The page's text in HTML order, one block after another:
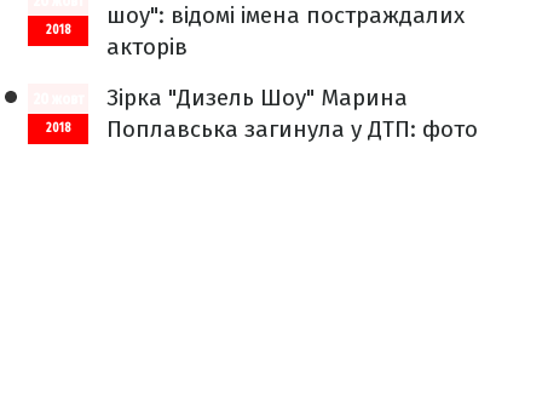
2018
шоу": відомі імена постраждалих
акторів
2018
Зірка "Дизель Шоу" Марина
Поплавська загинула у ДТП: фото